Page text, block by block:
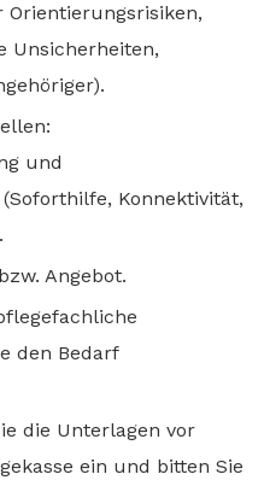
Orientierungsrisiken,
Unsicherheiten,
und
Konnektivität,
Angebot.
den Bedarf
die Unterlagen vor
ein und bitten Sie